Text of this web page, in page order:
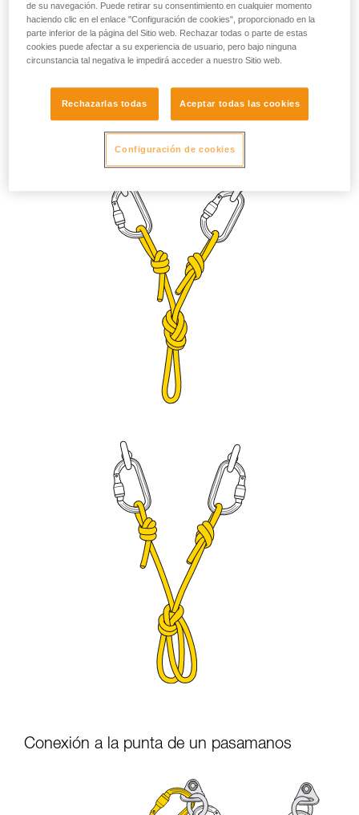
Conexión de una reunión simple
Recuerde girar los mosquetones una vez instalados, para
que el casquillo de bloqueo no pueda abrirse por vibración.
Regule la longitud con un nudo en ocho o un nudo as de
guía (bulin) doble.
Conexión a la punta de un pasamanos
de su navegación. Puede retirar su consentimiento en cualquier momento
haciendo clic en el enlace "Configuración de cookies", proporcionado en la
parte inferior de la página del Sitio web. Rechazar todas o parte de estas
cookies puede afectar a su experiencia de usuario, pero bajo ninguna
circunstancia tal negativa le impedirá acceder a nuestro Sitio web.
Rechazarlas todas Aceptar todas las cookies
Configuración de cookies